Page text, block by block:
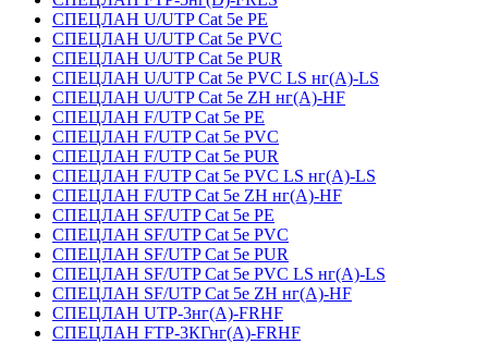
СПЕЦЛАН U/UTP Cat 5e PE
СПЕЦЛАН U/UTP Cat 5e PVC
СПЕЦЛАН U/UTP Cat 5e PUR
СПЕЦЛАН U/UTP Cat 5e PVC LS нг(А)-LS
СПЕЦЛАН U/UTP Cat 5e ZH нг(А)-HF
СПЕЦЛАН F/UTP Cat 5e PE
СПЕЦЛАН F/UTP Cat 5e PVC
СПЕЦЛАН F/UTP Cat 5e PUR
СПЕЦЛАН F/UTP Cat 5e PVC LS нг(А)-LS
СПЕЦЛАН F/UTP Cat 5e ZH нг(А)-HF
СПЕЦЛАН SF/UTP Cat 5e PE
СПЕЦЛАН SF/UTP Cat 5e PVC
СПЕЦЛАН SF/UTP Cat 5e PUR
СПЕЦЛАН SF/UTP Cat 5e PVC LS нг(А)-LS
СПЕЦЛАН SF/UTP Cat 5e ZH нг(А)-HF
СПЕЦЛАН UTP-3нг(А)-FRHF
СПЕЦЛАН FTP-3КГнг(А)-FRHF